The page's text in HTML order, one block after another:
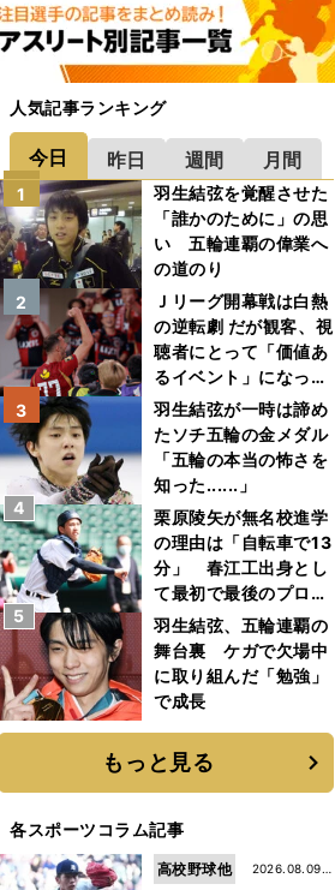
人気記事ランキング
今日 昨日 週間 月間
羽生結弦を覚醒させた
「誰かのために」の思
い 五輪連覇の偉業へ
の道のり
1
Ｊリーグ開幕戦は白熱
の逆転劇 だが観客、視
聴者にとって「価値あ
るイベント」になって
いたか
2
羽生結弦が一時は諦め
たソチ五輪の金メダル
「五輪の本当の怖さを
知った......」
3
栗原陵矢が無名校進学
の理由は「自転車で13
分」 春江工出身とし
て最初で最後のプロ野
球選手となった
4
羽生結弦、五輪連覇の
舞台裏 ケガで欠場中
に取り組んだ「勉強」
で成長
5
もっと見る
各スポーツコラム記事
2026.08.09更
高校野球他